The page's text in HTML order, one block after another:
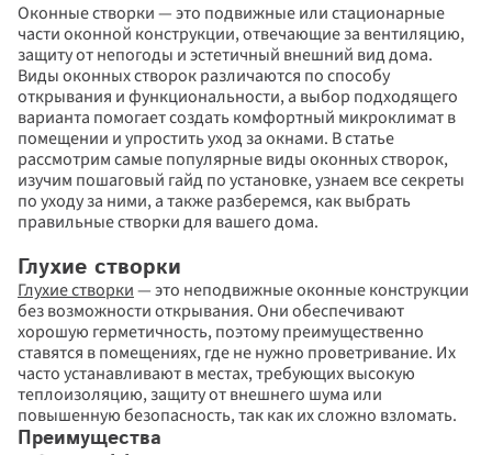
Оконные створки — это подвижные или стационарные
части оконной конструкции, отвечающие за вентиляцию,
защиту от непогоды и эстетичный внешний вид дома.
Виды оконных створок различаются по способу
открывания и функциональности, а выбор подходящего
варианта помогает создать комфортный микроклимат в
помещении и упростить уход за окнами. В статье
рассмотрим самые популярные виды оконных створок,
изучим пошаговый гайд по установке, узнаем все секреты
по уходу за ними, а также разберемся, как выбрать
правильные створки для вашего дома.
Глухие створки
Глухие створки — это неподвижные оконные конструкции
без возможности открывания. Они обеспечивают
хорошую герметичность, поэтому преимущественно
ставятся в помещениях, где не нужно проветривание. Их
часто устанавливают в местах, требующих высокую
теплоизоляцию, защиту от внешнего шума или
повышенную безопасность, так как их сложно взломать.
Преимущества